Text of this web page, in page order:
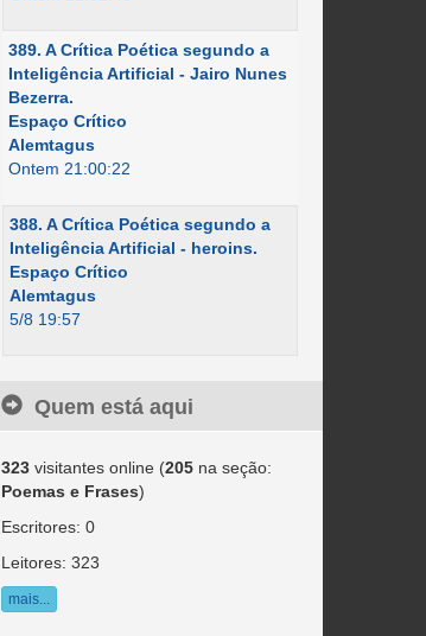
389. A Crítica Poética segundo a
Inteligência Artificial - Jairo Nunes
Bezerra.
Espaço Crítico
Alemtagus
Ontem 21:00:22
388. A Crítica Poética segundo a
Inteligência Artificial - heroins.
Espaço Crítico
Alemtagus
5/8 19:57
Quem está aqui
323visitantes online (205na seção:
Poemas e Frases)
Escritores: 0
Leitores: 323
mais...